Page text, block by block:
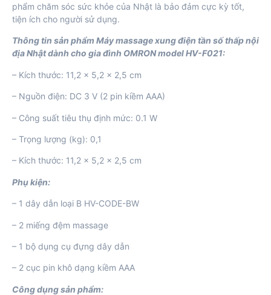
phẩm chăm sóc sức khỏe của Nhật là bảo đảm cực kỳ tốt,
tiện ích cho người sử dụng.
Thông tin sản phẩm Máy massage xung điện tần số thấp nội
địa Nhật dành cho gia đình OMRON model HV-F021:
– Kích thước: 11,2 x 5,2 x 2,5 cm
– Nguồn điện: DC 3 V (2 pin kiềm AAA)
– Công suất tiêu thụ định mức: 0.1 W
– Trọng lượng (kg): 0,1
– Kích thước: 11,2 x 5,2 x 2,5 cm
Phụ kiện:
– 1 dây dẫn loại B HV-CODE-BW
– 2 miếng đệm massage
– 1 bộ dụng cụ đựng dây dẫn
– 2 cục pin khô dạng kiềm AAA
Công dụng sản phẩm: